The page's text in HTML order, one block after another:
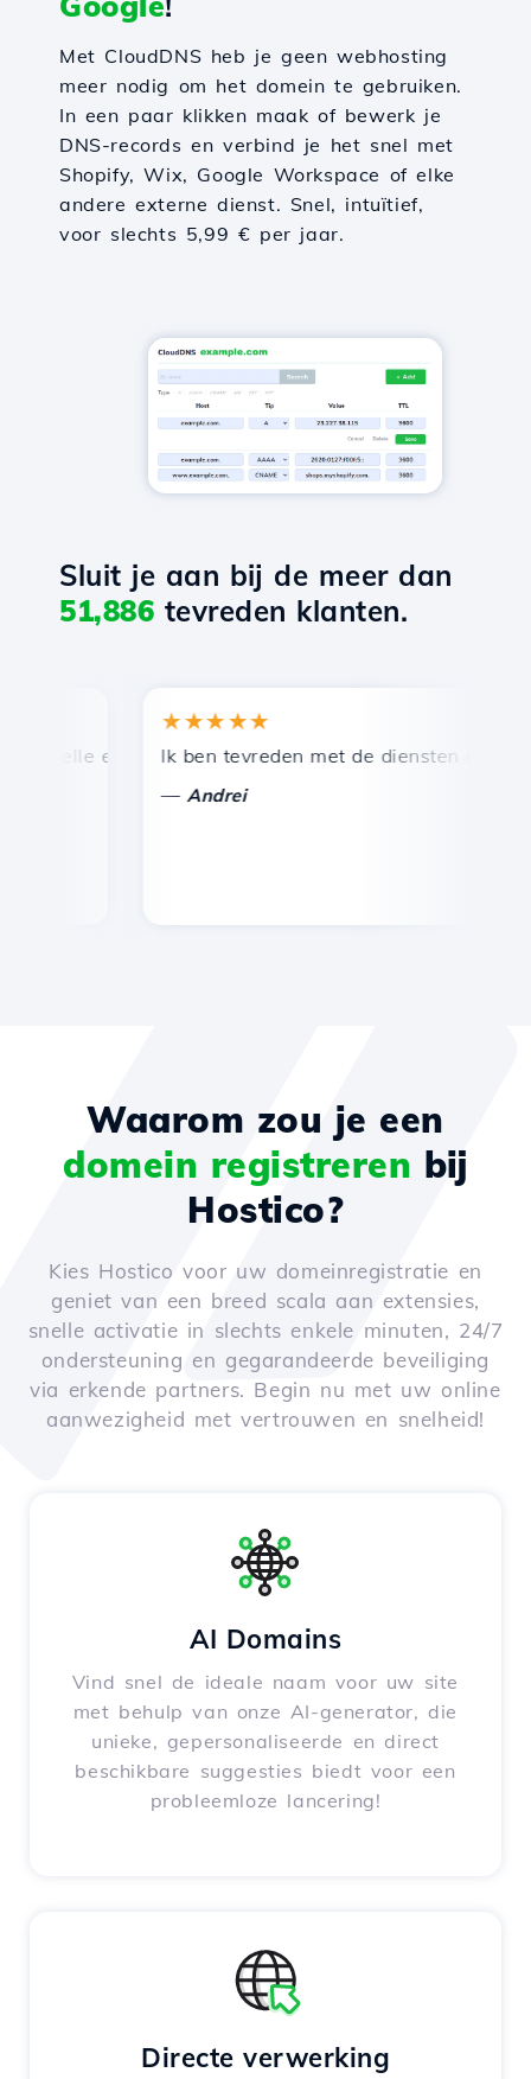
Met CloudDNS heb je geen webhosting
meer nodig om het domein te gebruiken.
In een paar klikken maak of bewerk je
DNS-records en verbind je het snel met
Shopify, Wix, Google Workspace of elke
andere externe dienst. Snel, intuïtief,
voor slechts 5,99 € per jaar.
Sluit je aan bij de meer dan
51,886 tevreden klanten.
en efficiënte technische ondersteuning.
★★★★★
Ik ben tevreden met de diensten die door
Andrei
Waarom zou je een
domein registreren bij
Hostico?
Kies Hostico voor uw domeinregistratie en
geniet van een breed scala aan extensies,
snelle activatie in slechts enkele minuten, 24/7
ondersteuning en gegarandeerde beveiliging
via erkende partners. Begin nu met uw online
aanwezigheid met vertrouwen en snelheid!
AI Domains
Vind snel de ideale naam voor uw site
met behulp van onze AI-generator, die
unieke, gepersonaliseerde en direct
beschikbare suggesties biedt voor een
probleemloze lancering!
Directe verwerking